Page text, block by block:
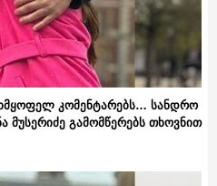
კომენტარებს… სანდრო
მუსერიძე გამომწერებს თხოვნით